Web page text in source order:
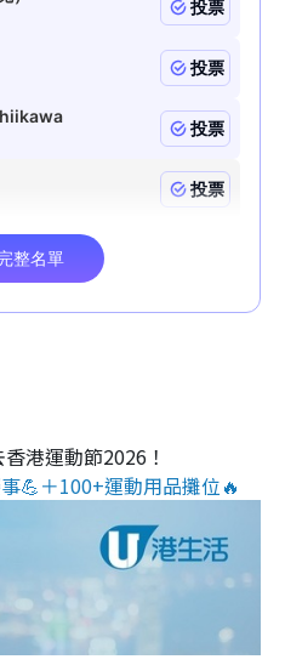
香港運動節2026！
💪＋100+運動用品攤位🔥